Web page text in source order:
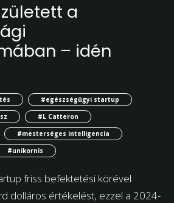
a
– idén
#egészségügyi startup
#L Catteron
#mesterséges intelligencia
#unikornis
friss befektetési körével
dolláros értékelést, ezzel a 2024-